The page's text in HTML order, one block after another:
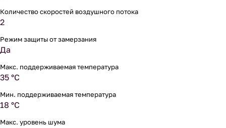
Количество скоростей воздушного потока
2
Режим защиты от замерзания
Да
Макс. поддерживаемая температура
35 °С
Мин. поддерживаемая температура
18 °С
Макс. уровень шума